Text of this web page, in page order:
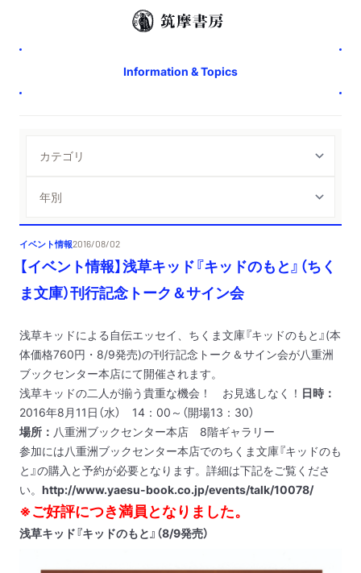
Information & Topics
イベント情報2016/08/02
【イベント情報】浅草キッド『キッドのもと』（ちく
ま文庫）刊行記念トーク＆サイン会
浅草キッドによる自伝エッセイ、ちくま文庫『キッドのもと』(本
体価格760円・8/9発売)の刊行記念トーク＆サイン会が八重洲
ブックセンター本店にて開催されます。
浅草キッドの二人が揃う貴重な機会！ お見逃しなく！ 日時：
2016年8月11日（水） 14：00～（開場13：30）
場所： 八重洲ブックセンター本店 8階ギャラリー
参加には八重洲ブックセンター本店でのちくま文庫『キッドのも
と』の購入と予約が必要となります。詳細は下記をご覧くださ
い。 http://www.yaesu-book.co.jp/events/talk/10078/
※ご好評につき満員となりました。
浅草キッド『キッドのもと』（8/9発売）